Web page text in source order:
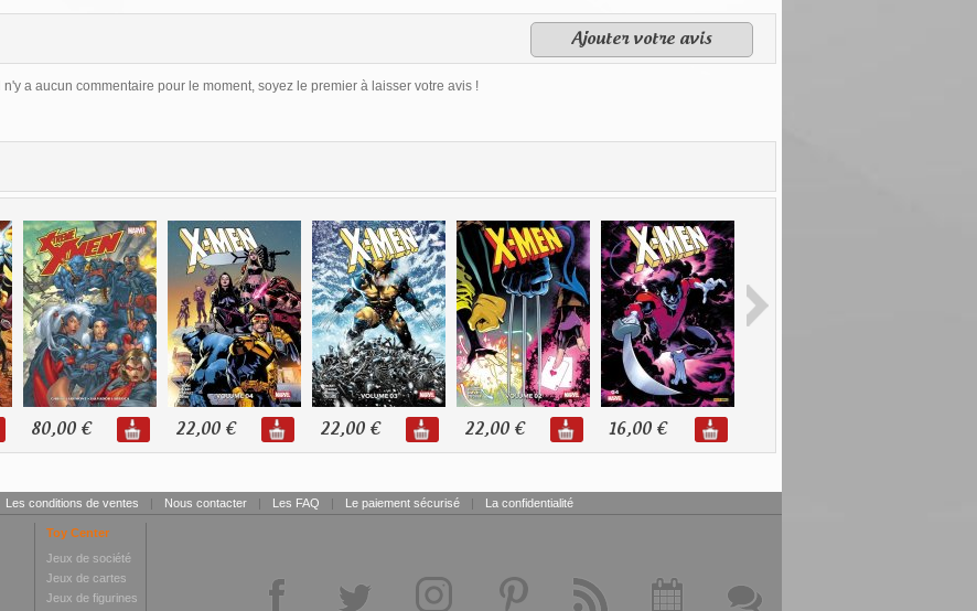
Ajouter votre avis
Il n'y a aucun commentaire pour le moment, soyez le premier à laisser votre avis !
80,00 € 22,00 € 22,00 € 22,00 € 16,00 €
Les conditions de ventes | Nous contacter | Les FAQ | Le paiement sécurisé | La confidentialité
Toy Center
Jeux de société
Jeux de cartes
Jeux de figurines